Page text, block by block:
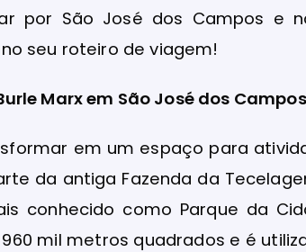
por São José dos Campos e
seu roteiro de viagem!
Marx em São José dos
em um espaço para
da antiga Fazenda da
conhecido como Parque da
mil metros quadrados e é